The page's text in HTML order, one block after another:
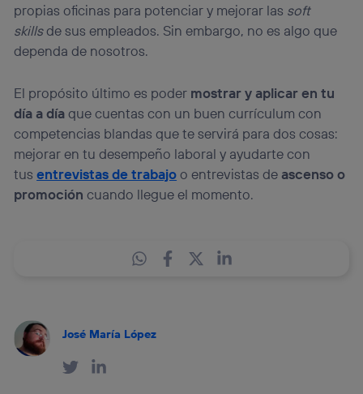
propias oficinas para potenciar y mejorar las soft
skillsde sus empleados. Sin embargo, no es algo que
dependa de nosotros.
El propósito último es poder mostrar y aplicar en tu
día a díaque cuentas con un buen currículum con
competencias blandas que te servirá para dos cosas:
mejorar en tu desempeño laboral y ayudarte con
tusentrevistas de trabajoo entrevistas de ascenso o
promoción cuando llegue el momento.
José María López